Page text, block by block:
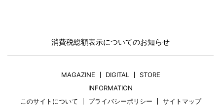
消費税総額表示についてのお知らせ
MAGAZINE DIGITAL
STORE
INFORMATION
このサイトについて
プライバシーポリシー サイトマップ